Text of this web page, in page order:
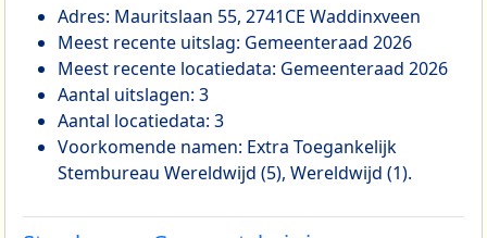
Adres: Mauritslaan 55, 2741CE Waddinxveen
Meest recente uitslag: Gemeenteraad 2026
Meest recente locatiedata: Gemeenteraad 2026
Aantal uitslagen: 3
Aantal locatiedata: 3
Voorkomende namen: Extra Toegankelijk
Stembureau Wereldwijd (5), Wereldwijd (1).